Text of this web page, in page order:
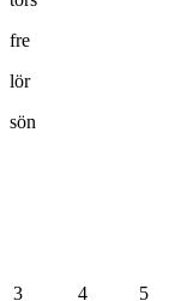
fre
lör
sön
3 4 5